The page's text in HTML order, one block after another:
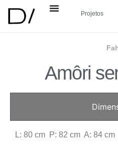
Projetos
Amôri
L: 80 cm P: 82 cm A: 84 cm